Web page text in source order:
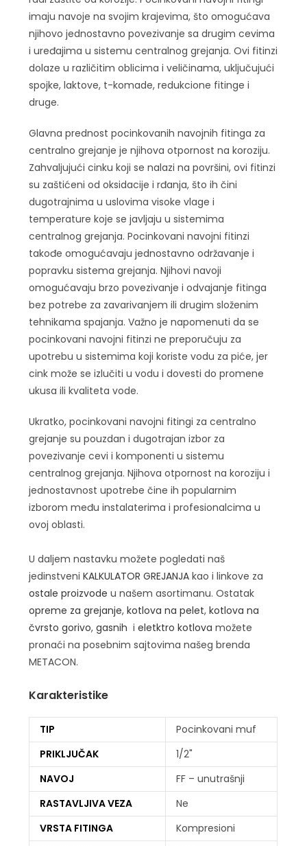
imaju navoje na svojim krajevima, što omogućava
njihovo jednostavno povezivanje sa drugim cevima
i uređajima u sistemu centralnog grejanja. Ovi fitinzi
dolaze u različitim oblicima i veličinama, uključujući
spojke, laktove, t-komade, redukcione fitinge i
druge.
Glavna prednost pocinkovanih navojnih fitinga za
centralno grejanje je njihova otpornost na koroziju.
Zahvaljujući cinku koji se nalazi na površini, ovi fitinzi
su zaštićeni od oksidacije i rđanja, što ih čini
dugotrajnima u uslovima visoke vlage i
temperature koje se javljaju u sistemima
centralnog grejanja. Pocinkovani navojni fitinzi
takođe omogućavaju jednostavno održavanje i
popravku sistema grejanja. Njihovi navoji
omogućavaju brzo povezivanje i odvajanje fitinga
bez potrebe za zavarivanjem ili drugim složenim
tehnikama spajanja. Važno je napomenuti da se
pocinkovani navojni fitinzi ne preporučuju za
upotrebu u sistemima koji koriste vodu za piće, jer
cink može se izlučiti u vodu i dovesti do promene
ukusa ili kvaliteta vode.
Ukratko, pocinkovani navojni fitingi za centralno
grejanje su pouzdan i dugotrajan izbor za
povezivanje cevi i komponenti u sistemu
centralnog grejanja. Njihova otpornost na koroziju i
jednostavnost upotrebe čine ih popularnim
izborom među instalaterima i profesionalcima u
ovoj oblasti.
U daljem nastavku možete pogledati naš
jedinstveniKALKULATOR GREJANJA kao i linkove za
ostale proizvode u našem asortimanu. Ostatak
opreme za grejanje,kotlova na pelet,kotlova na
čvrsto gorivo,gasnih ieletktro kotlova možete
pronaći na posebnim sajtovima našeg brenda
METACON.
Karakteristike
TIP
Pocinkovani muf
PRIKLJUČAK
1/2"
NAVOJ
FF – unutrašnji
RASTAVLJIVA VEZA
Ne
VRSTA FITINGA
Kompresioni